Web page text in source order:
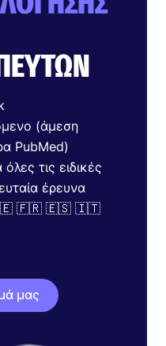
(άμεση
PubMed)
όλες τις ειδικές
έρευνα
🇩🇪 🇫🇷 🇪🇸 🇮🇹
μας